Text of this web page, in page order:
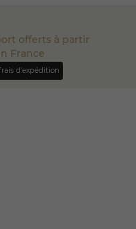
offerts à partir
France
d'expédition